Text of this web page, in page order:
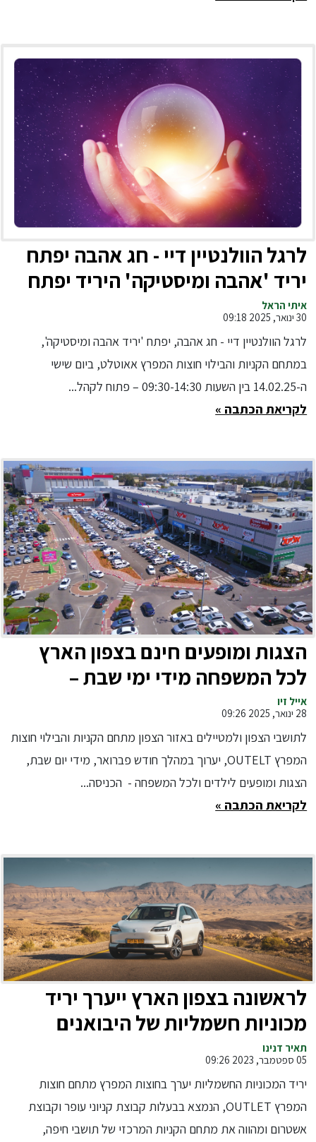
לרגל הוולנטיין דיי - חג אהבה יפתח
יריד 'אהבה ומיסטיקה' היריד יפתח
חופשית ללא תשלום
איתי הראל
30 ינואר, 2025 09:18
לרגל הוולנטיין דיי - חג אהבה, יפתח 'יריד אהבה ומיסטיקה',
במתחם הקניות והבילוי חוצות המפרץ אאוטלט, ביום שישי
ה-14.02.25 בין השעות 09:30-14:30 – פתוח לקהל...
לקריאת הכתבה »
הצגות ומופעים חינם בצפון הארץ
לכל המשפחה מידי ימי שבת –
במהלך חודש פברואר בחוצות
המפרץ
אייל זיו
28 ינואר, 2025 09:26
לתושבי הצפון ולמטיילים באזור הצפון מתחם הקניות והבילוי חוצות
המפרץ OUTELT, יערוך במהלך חודש פברואר, מידי יום שבת,
הצגות ומופעים לילדים ולכל המשפחה - הכניסה...
לקריאת הכתבה »
לראשונה בצפון הארץ ייערך יריד
מכוניות חשמליות של היבואנים
המובילים והמותגים הגדולים בעולם
תאיר דנינו
05 ספטמבר, 2023 09:26
יריד המכוניות החשמליות יערך בחוצות המפרץ מתחם חוצות
המפרץ OUTLET, הנמצא בבעלות קבוצת קניוני עופר וקבוצת
אשטרום ומהווה את מתחם הקניות המרכזי של תושבי חיפה,